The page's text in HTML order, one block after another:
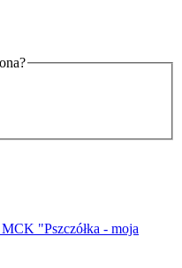
"Pszczółka - moja